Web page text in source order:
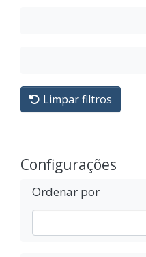
Limpar filtros
Configurações
Ordenar por